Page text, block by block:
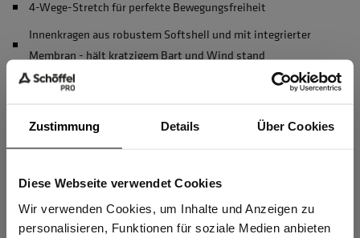
Zustimmung Details Über Cookies
Diese Webseite verwendet Cookies
Wir verwenden Cookies, um Inhalte und Anzeigen zu
personalisieren, Funktionen für soziale Medien anbieten
4-Wege-Stretch für perfekte Bewegungsfreiheit
Innenkragen aus robustem Softshell und mit integrierter
Membran - hält kratzigem Bart und Wind stand
Erhöhte Sichtbarkeit durch Reflex Tape
Schließen
mehr anzeigen
Sind Sie
Gewerbetreibender?